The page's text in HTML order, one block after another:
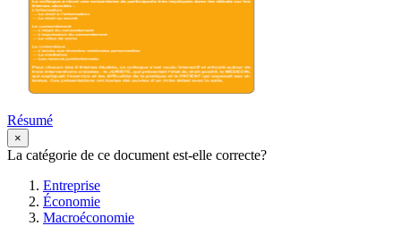
Résumé
×
La catégorie de ce document est-elle correcte?
Entreprise
Économie
Macroéconomie